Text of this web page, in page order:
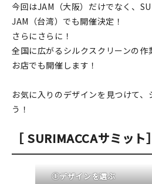
おすすめ特集
読みもの
ギャラリー
今回はJAM（大阪）だけでなく、
JAM（台湾）でも開催決定！
さらにさらに！
全国に広がるシルクスクリーンの作
お店でも開催します！
お気に入りのデザインを見つけて
う！
［ SURIMACCAサミッ
①デザインを選ぶ